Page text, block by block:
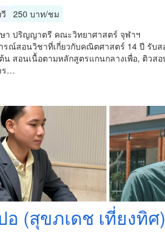
250 บาท/ชม
า ปริญญาตรี คณะวิทยาศาสตร์ จุฬาฯ
รณ์สอนวิชาที่เกี่ยวกับคณิตศาสตร์ 14 ปี รับ
น สอนเนื้อตามหลักสูตรแกนกลางเพื่อ, ติวส
ร…
อ​ (สุขภเดช​ เที่ยงทิศ)​